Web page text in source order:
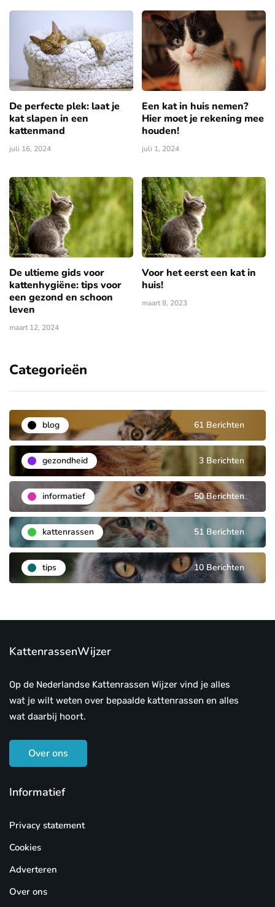
De perfecte plek: laat je
kat slapen in een
kattenmand
juli 16, 2024
Een kat in huis nemen?
Hier moet je rekening mee
houden!
juli 1, 2024
De ultieme gids voor
kattenhygiëne: tips voor
een gezond en schoon
leven
maart 12, 2024
Voor het eerst een kat in
huis!
maart 8, 2023
Categorieën
blog 61 Berichten
gezondheid 3 Berichten
informatief 50 Berichten
kattenrassen 51 Berichten
tips 10 Berichten
KattenrassenWijzer
Op de Nederlandse Kattenrassen Wijzer vind je alles
wat je wilt weten over bepaalde kattenrassen en alles
wat daarbij hoort.
Over ons
Informatief
Privacy statement
Cookies
Adverteren
Over ons